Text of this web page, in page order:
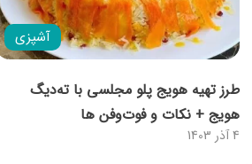
آشپزی
4 آذر 1403
طرز تهیه هویج‌ پلو مجلسی با ته‌دیگ
هویج + نکات و فوت‌وفن ها